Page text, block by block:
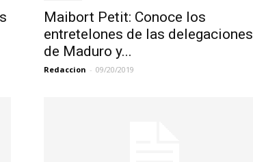
Maibort Petit: Conoce los
entretelones de las delegaciones
de Maduro y...
Redaccion - 09/20/2019